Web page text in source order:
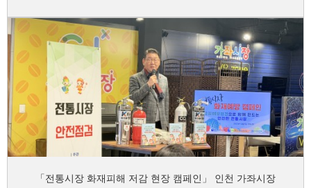
「전통시장 화재피해 저감 현장 캠페인」 인천 가좌시장